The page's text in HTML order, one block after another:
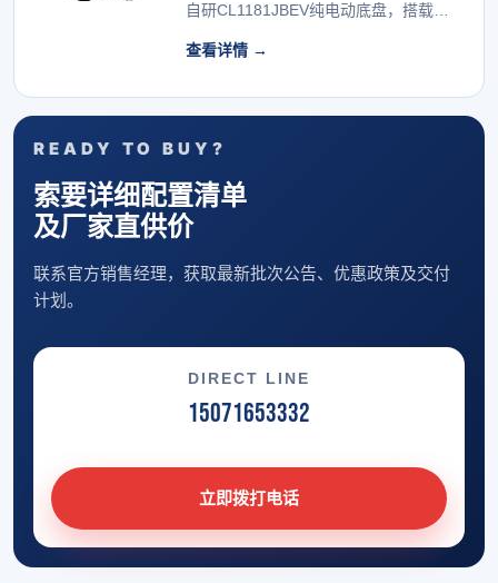
自研CL1181JBEV纯电动底盘，搭载中
查看详情 →
READY TO BUY?
索要详细配置清单
及厂家直供价
联系官方销售经理，获取最新批次公告、优惠政策及交付
计划。
DIRECT LINE
15071653332
立即拨打电话